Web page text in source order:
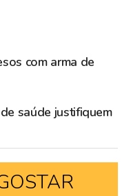
com arma de
saúde justifiquem